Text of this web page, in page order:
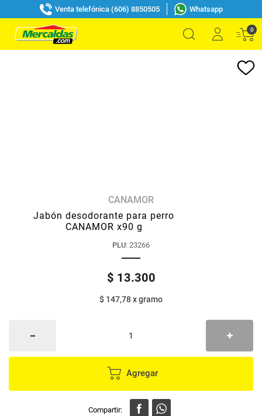
Venta telefónica (606) 8850505 Whatsapp
0
CANAMOR
Jabón desodorante para perro
CANAMOR x90 g
PLU: 23266
$ 13.300
$ 147,78xgramo
Agregar